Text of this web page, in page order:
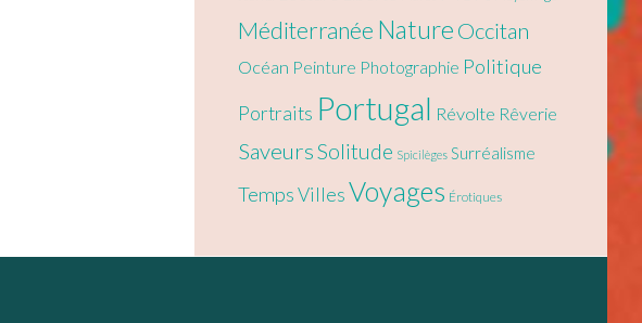
Méditerranée Nature Occitan
Océan Peinture Photographie Politique
Portraits Portugal Révolte Rêverie
SaveursSolitude Spicilèges Surréalisme
TempsVillesVoyages Érotiques